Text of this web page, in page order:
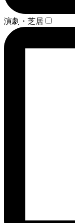
演劇・芝居